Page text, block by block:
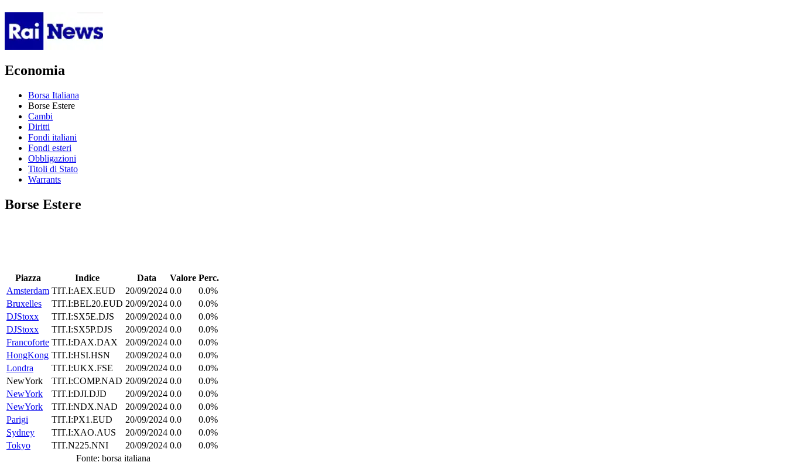
Economia
Borsa Italiana
Borse Estere
Cambi
Diritti
Fondi italiani
Fondi esteri
Obbligazioni
Titoli di Stato
Warrants
Borse Estere
Piazza Indice Data Valore Perc.
Amsterdam TIT.I:AEX.EUD 20/09/2024 0.0
0.0%
Bruxelles
TIT.I:BEL20.EUD 20/09/2024 0.0
0.0%
DJStoxx
TIT.I:SX5E.DJS 20/09/2024 0.0
0.0%
DJStoxx
TIT.I:SX5P.DJS 20/09/2024 0.0
0.0%
Francoforte TIT.I:DAX.DAX 20/09/2024 0.0
0.0%
HongKong TIT.I:HSI.HSN 20/09/2024 0.0
0.0%
Londra
TIT.I:UKX.FSE 20/09/2024 0.0
0.0%
NewYork
TIT.I:COMP.NAD 20/09/2024 0.0
0.0%
NewYork
TIT.I:DJI.DJD 20/09/2024 0.0
0.0%
NewYork
TIT.I:NDX.NAD 20/09/2024 0.0
0.0%
Parigi
TIT.I:PX1.EUD 20/09/2024 0.0
0.0%
Sydney
TIT.I:XAO.AUS 20/09/2024 0.0
0.0%
Tokyo
TIT.N225.NNI 20/09/2024 0.0
0.0%
Fonte: borsa italiana